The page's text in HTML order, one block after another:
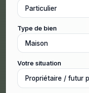
Type de bien
Votre situation